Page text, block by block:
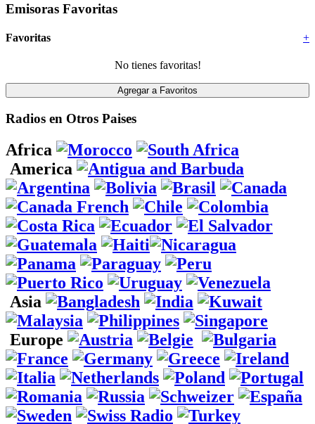
Emisoras Favoritas
+
Favoritas
No tienes favoritas!
Radios en Otros Paises
Africa
America
Asia
Europe